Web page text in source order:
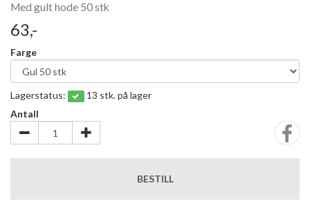
Med gult hode 50 stk
63,-
Farge
Lagerstatus:
13 stk. på lager
Antall
BESTILL